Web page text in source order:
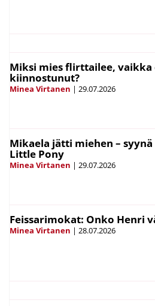
Miksi mies flirttailee, vaikka
kiinnostunut?
Minea Virtanen | 29.07.2026
Mikaela jätti miehen – syynä
Little Pony
Minea Virtanen | 29.07.2026
Feissarimokat: Onko Henri
Minea Virtanen | 28.07.2026